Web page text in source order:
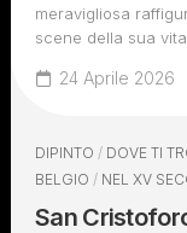
meravigliosa
scene della sua vita.
24 Aprile 2026
DIPINTO / DOVE TI
BELGIO / NEL XV
San